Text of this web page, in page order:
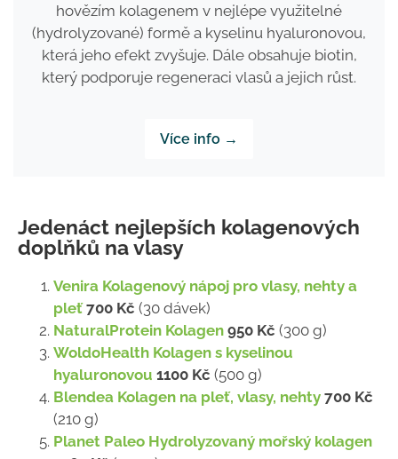
hovězím kolagenem v nejlépe využitelné
(hydrolyzované) formě a kyselinu hyaluronovou,
která jeho efekt zvyšuje. Dále obsahuje biotin,
který podporuje regeneraci vlasů a jejich růst.
Více info →
Jedenáct nejlepších kolagenových
doplňků na vlasy
Venira Kolagenový nápoj pro vlasy, nehty a
pleť 700 Kč (30 dávek)
NaturalProtein Kolagen 950 Kč (300 g)
WoldoHealth Kolagen s kyselinou
hyaluronovou 1100 Kč (500 g)
Blendea Kolagen na pleť, vlasy, nehty 700 Kč
(210 g)
Planet Paleo Hydrolyzovaný mořský kolagen